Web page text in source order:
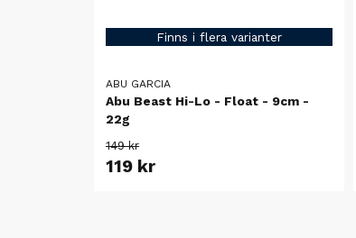
Finns i flera varianter
ABU GARCIA
Abu Beast Hi-Lo - Float - 9cm -
22g
149 kr
119 kr